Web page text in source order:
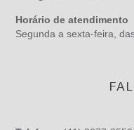
Horário de atendimento
Segunda a sexta-feira,